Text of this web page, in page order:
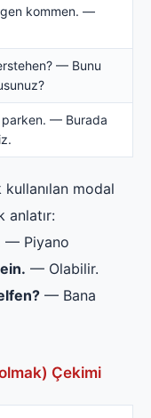
kommen. —
— Bunu
parken. — Burada
modal
anlatır:
— Piyano
— Olabilir.
— Bana
Çekimi